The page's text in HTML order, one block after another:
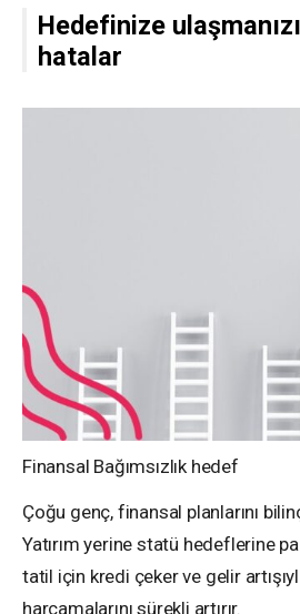
Hedefinize
hatalar
Finansal Bağımsızlık hedef
Çoğu genç, finansal planlarını
Yatırım yerine statü hedeflerine
tatil için kredi çeker ve gelir
harcamalarını sürekli artırır.